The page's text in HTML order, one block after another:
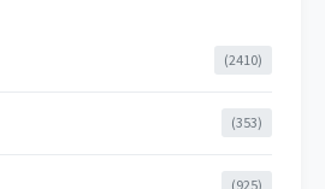
(2410)
(353)
(925)